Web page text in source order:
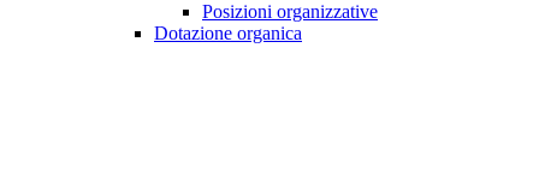
Posizioni organizzative
Dotazione organica